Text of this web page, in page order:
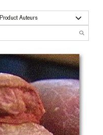
Product Auteurs